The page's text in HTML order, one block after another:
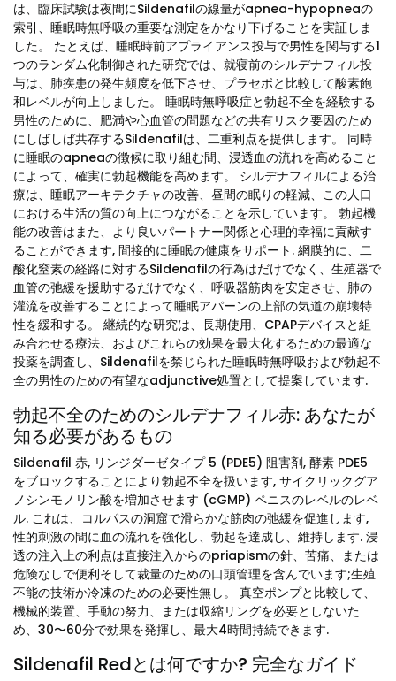
は、臨床試験は夜間にSildenafilの線量がapnea-hypopneaの
索引、睡眠時無呼吸の重要な測定をかなり下げることを実証しま
した。 たとえば、睡眠時前アプライアンス投与で男性を関与する1
つのランダム化制御された研究では、就寝前のシルデナフィル投
与は、肺疾患の発生頻度を低下させ、プラセボと比較して酸素飽
和レベルが向上しました。 睡眠時無呼吸症と勃起不全を経験する
男性のために、肥満や心血管の問題などの共有リスク要因のため
にしばしば共存するSildenafilは、二重利点を提供します。 同時
に睡眠のapneaの徴候に取り組む間、浸透血の流れを高めること
によって、確実に勃起機能を高めます。 シルデナフィルによる治
療は、睡眠アーキテクチャの改善、昼間の眠りの軽減、この人口
における生活の質の向上につながることを示しています。 勃起機
能の改善はまた、より良いパートナー関係と心理的幸福に貢献す
ることができます, 間接的に睡眠の健康をサポート. 網膜的に、二
酸化窒素の経路に対するSildenafilの行為はだけでなく、生殖器で
血管の弛緩を援助するだけでなく、呼吸器筋肉を安定させ、肺の
灌流を改善することによって睡眠アパーンの上部の気道の崩壊特
性を緩和する。 継続的な研究は、長期使用、CPAPデバイスと組
み合わせる療法、およびこれらの効果を最大化するための最適な
投薬を調査し、Sildenafilを禁じられた睡眠時無呼吸および勃起不
全の男性のための有望なadjunctive処置として提案しています.
勃起不全のためのシルデナフィル赤: あなたが
知る必要があるもの
Sildenafil 赤, リンジダーゼタイプ 5 (PDE5) 阻害剤, 酵素 PDE5
をブロックすることにより勃起不全を扱います, サイクリックグア
ノシンモノリン酸を増加させます (cGMP) ペニスのレベルのレベ
ル. これは、コルパスの洞窟で滑らかな筋肉の弛緩を促進します,
性的刺激の間に血の流れを強化し、勃起を達成し、維持します. 浸
透の注入上の利点は直接注入からのpriapismの針、苦痛、または
危険なしで便利そして裁量のための口頭管理を含んでいます;生殖
不能の技術か冷凍のための必要性無し。 真空ポンプと比較して、
機械的装置、手動の努力、または収縮リングを必要としないた
め、30〜60分で効果を発揮し、最大4時間持続できます.
Sildenafil Redとは何ですか? 完全なガイド